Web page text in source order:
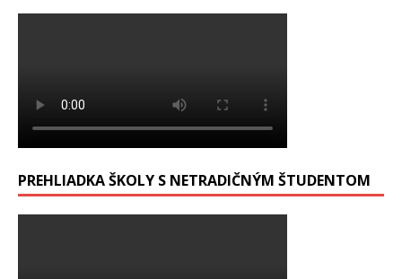
PREHLIADKA ŠKOLY S NETRADIČNÝM ŠTUDENTOM